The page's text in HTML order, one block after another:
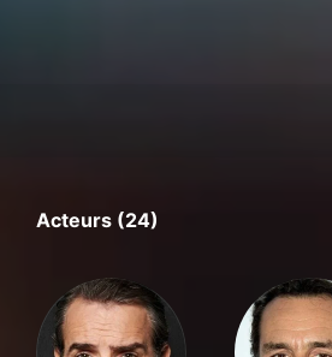
Acteurs (24)